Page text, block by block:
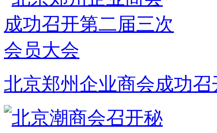
北京郑州企业商会成功